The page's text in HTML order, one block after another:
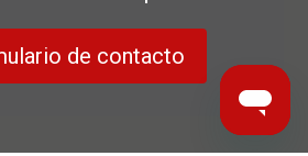
de contacto